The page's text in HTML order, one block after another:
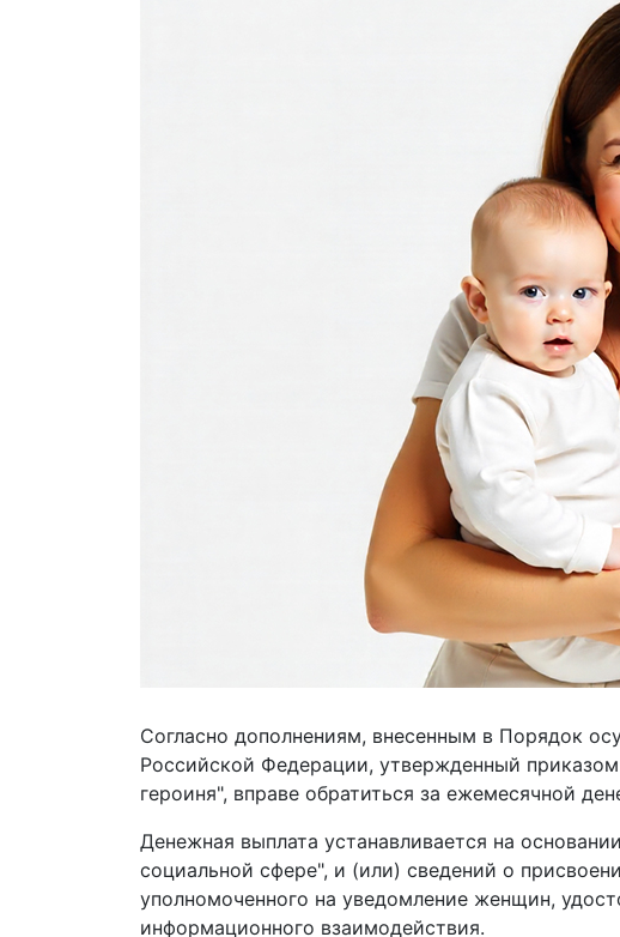
Согласно дополнениям, внесенным в Порядок
Российской Федерации, утвержденный
героиня", вправе обратиться за ежемесячной
Денежная выплата устанавливается на
социальной сфере", и (или) сведений о
уполномоченного на уведомление женщин,
информационного взаимодействия.